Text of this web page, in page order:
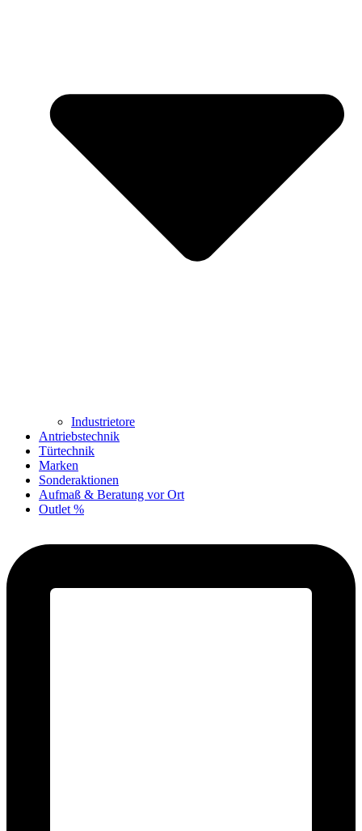
Industrietore
Antriebstechnik
Türtechnik
Marken
Sonderaktionen
Aufmaß & Beratung vor Ort
Outlet %